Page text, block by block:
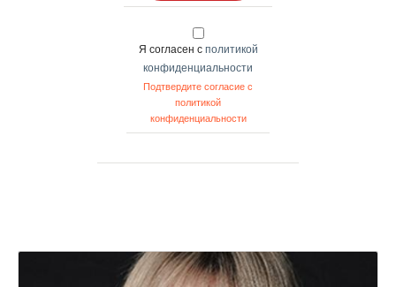
Я согласен с политикой
конфиденциальности
Подтвердите согласие с
политикой
конфиденциальности